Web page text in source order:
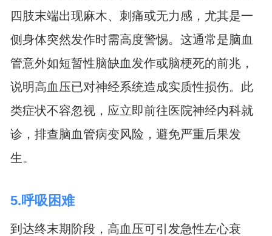
四肢末端出现麻木、刺痛或无力感，尤其是一
侧身体突然发作时需高度警惕。这通常是脑血
管意外如短暂性脑缺血发作或脑梗死的前兆，
说明高血压已对神经系统造成实质性损伤。此
类症状不容忽视，应立即前往医院神经内科就
诊，排查脑血管病变风险，避免严重后果发
生。
5.呼吸困难
到达终末期阶段，高血压可引发急性左心衰